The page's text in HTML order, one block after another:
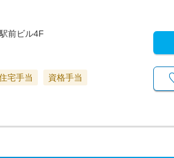
前ビル4F
宅手当
資格手当